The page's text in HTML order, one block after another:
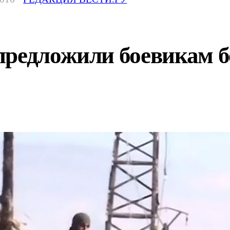
боевикам